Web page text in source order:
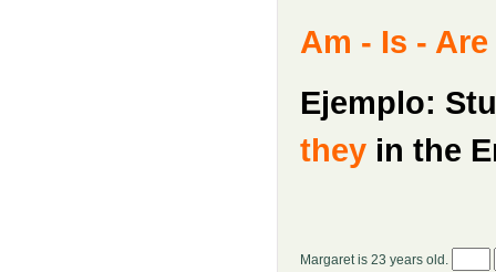
Am - Is - Are
Ejemplo:
they in the
Margaret is 23 years old.